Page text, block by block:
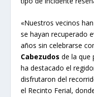
«Nuestros vecinos
se hayan recuperado
años sin celebrarse
Cabezudos de la que
ha destacado el
disfrutaron del
el Recinto Ferial,